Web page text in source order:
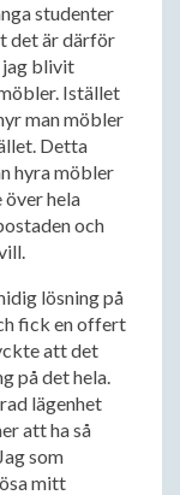
studenter
det är därför
jag blivit
Istället
man möbler
Detta
hyra möbler
över hela
och
lösning på
fick en offert
att det
på det hela.
lägenhet
att ha så
som
mitt